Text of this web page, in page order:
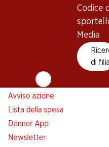
Codice
Media
di
Abbonatevi al settimanale
Avviso azione
Lista della spesa
Denner App
Newsletter